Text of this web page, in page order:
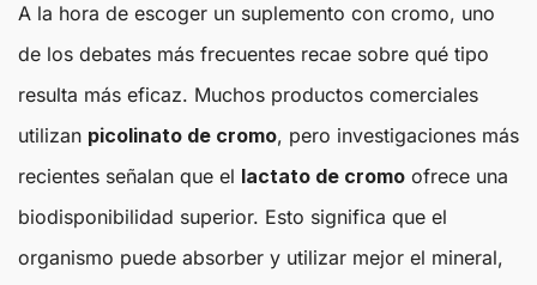
A la hora de escoger un suplemento con cromo, uno
de los debates más frecuentes recae sobre qué tipo
resulta más eficaz. Muchos productos comerciales
utilizan picolinato de cromo, pero investigaciones más
recientes señalan que el lactato de cromo ofrece una
biodisponibilidad superior. Esto significa que el
organismo puede absorber y utilizar mejor el mineral,